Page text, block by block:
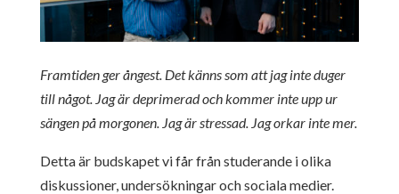
Framtiden ger ångest. Det känns som att jag inte duger
till något. Jag är deprimerad och kommer inte upp ur
sängen på morgonen. Jag är stressad. Jag orkar inte mer.
Detta är budskapet vi får från studerande i olika
diskussioner, undersökningar och sociala medier.